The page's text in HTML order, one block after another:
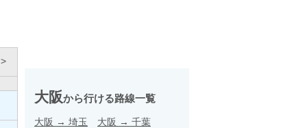
大阪から行ける路線一覧
大阪 → 埼玉 大阪 → 千葉